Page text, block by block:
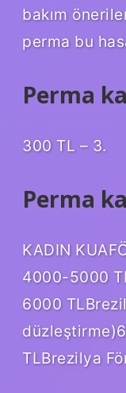
bakım
perma bu
Perma
300 TL – 3.
Perma
KADIN
4000-5000
6000
TLBrezilya